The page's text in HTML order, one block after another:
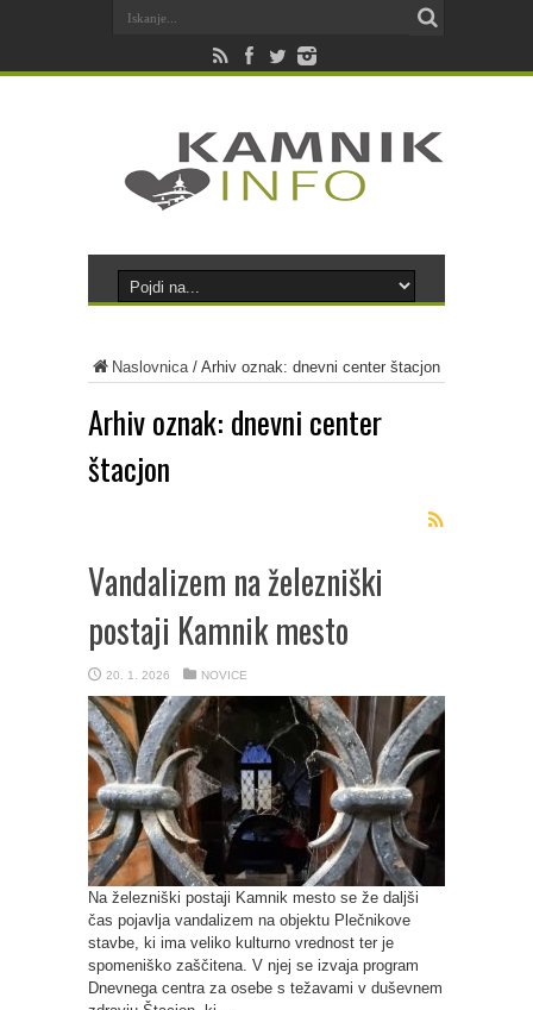
Naslovnica/ Arhiv oznak: dnevni center štacjon
Arhiv oznak: dnevni center
štacjon
Vandalizem na železniški
postaji Kamnik mesto
20. 1. 2026 NOVICE
Na železniški postaji Kamnik mesto se že daljši
čas pojavlja vandalizem na objektu Plečnikove
stavbe, ki ima veliko kulturno vrednost ter je
spomeniško zaščitena. V njej se izvaja program
Dnevnega centra za osebe s težavami v duševnem